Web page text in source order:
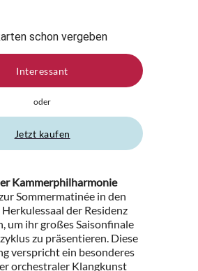
schon vergeben
Interessant
oder
Jetzt kaufen
Kammerphilharmonie
Sommermatinée in den
der Residenz
um ihr großes Saisonfinale
zu präsentieren. Diese
verspricht ein besonderes
orchestraler Klangkunst